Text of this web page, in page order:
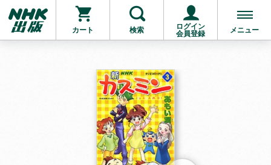
カート 検索
ログイン
会員登録
メニュー
お支払いに進む
他にも商品を買う